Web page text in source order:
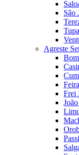
São
Agreste
Frei